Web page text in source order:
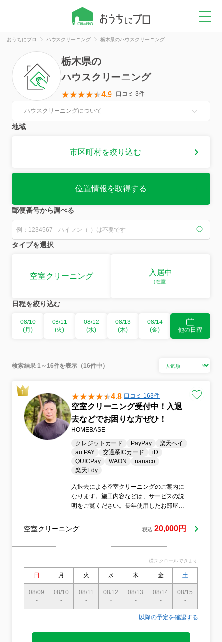
おうちにプロ ハウスクリーニング 栃木県のハウスクリーニング
栃木県の
ハウスクリーニング
4.9 口コミ 3件
ハウスクリーニングについて
地域
市区町村を絞り込む
位置情報を取得する
郵便番号から調べる
タイプを選択
空室クリーニング 入居中
（在室）
日程を絞り込む
08/10
(月)
08/11
(火)
08/12
(水)
08/13
(木)
08/14
(金)
他の日程
検索結果 1～16件を表示（16件中）
4.8 口コミ 163件
空室クリーニング受付中！入退
去などでお困りな方ぜひ！
HOMEBASE
クレジットカード
PayPay
楽天ペイ
au PAY
交通系ICカード
iD
QUICPay
WAON
nanaco
楽天Edy
入退去による空室クリーニングのご案内に
なります。施工内容などは、サービスの説
明をご覧ください。長年使用したお部屋に
で、リセットし、新たなご入居者様に喜ん
でいただけるようなお手伝いをと思ってお
空室クリーニング 税込 20,000円
横スクロールできます
日 月 火 水 木 金 土
08/09
-
08/10
-
08/11
-
08/12
-
08/13
-
08/14
-
08/15
-
以降の予定を確認する